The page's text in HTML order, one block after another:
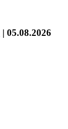
| 05.08.2026